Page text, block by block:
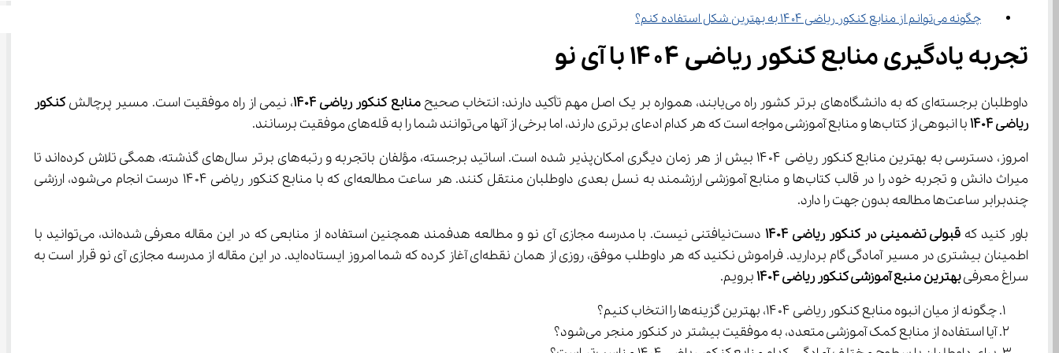
چگونه می‌توانم از منابع کنکور ریاضی ۱۴۰۴ به بهترین شکل استفاده کنم؟
تجربه یادگیری منابع کنکور ریاضی ۱۴۰۴ با آی نو
داوطلبان برجسته‌ای که به دانشگاه‌های برتر کشور راه می‌یابند، همواره بر یک اصل مهم تأکید دارند: انتخاب صحیح منابع کنکور ریاضی 1404 ، نیمی از راه موفقیت است. مسیر پرچالش کنکور
ریاضی 1404
با انبوهی از کتاب‌ها و منابع آموزشی مواجه است که هر کدام ادعای برتری دارند، اما برخی از آنها می‌توانند شما را به قله‌های موفقیت برسانند.
امروز، دسترسی به بهترین منابع کنکور ریاضی ۱۴۰۴ بیش از هر زمان دیگری امکان‌پذیر شده است. اساتید برجسته، مؤلفان باتجربه و رتبه‌های برتر سال‌های گذشته، همگی تلاش کرده‌اند تا
میراث دانش و تجربه خود را در قالب کتاب‌ها و منابع آموزشی ارزشمند به نسل بعدی داوطلبان منتقل کنند. هر ساعت مطالعه‌ای که با منابع کنکور ریاضی ۱۴۰۴ درست انجام می‌شود، ارزشی
چندبرابر ساعت‌ها مطالعه بدون جهت را دارد.
باور کنید که قبولی تضمینی در کنکور ریاضی 1404
دست‌نیافتنی نیست. با مدرسه مجازی آی نو و مطالعه هدفمند همچنین استفاده از منابعی که در این مقاله معرفی شده‌اند، می‌توانید با
اطمینان بیشتری در مسیر آمادگی گام بردارید. فراموش نکنید که هر داوطلب موفق، روزی از همان نقطه‌ای آغاز کرده که شما امروز ایستاده‌اید. در این مقاله از مدرسه مجازی آی نو قرار است به
سراغ معرفی بهترین منبع آموزشی کنکور ریاضی 1404
برویم.
چگونه از میان انبوه منابع کنکور ریاضی ۱۴۰۴، بهترین گزینه‌ها را انتخاب کنیم؟
آیا استفاده از منابع کمک آموزشی متعدد، به موفقیت بیشتر در کنکور منجر می‌شود؟